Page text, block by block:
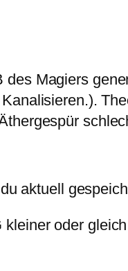
Magiers
aktuell
oder